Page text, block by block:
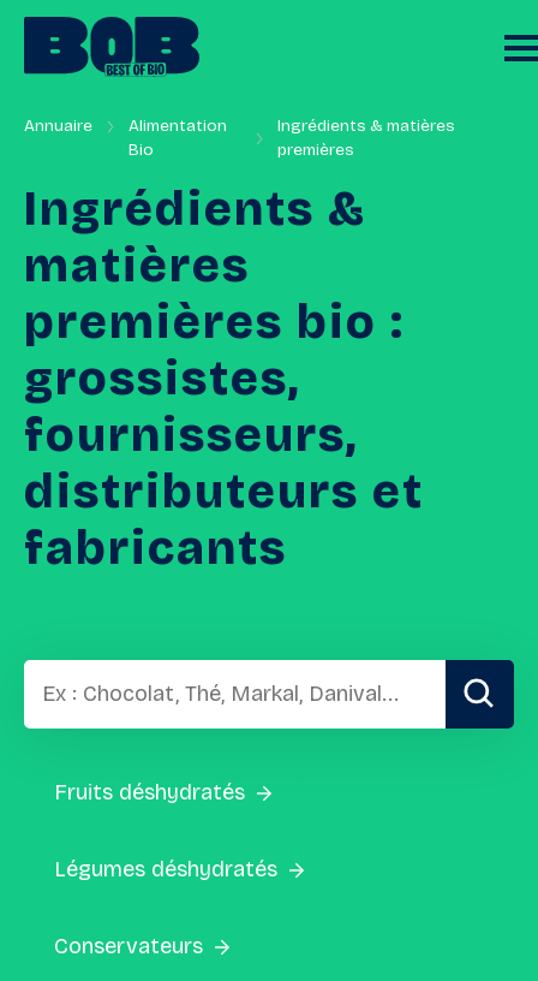
Annuaire
Alimentation
Bio
Ingrédients & matières
premières
Ingrédients &
matières
premières bio :
grossistes,
fournisseurs,
distributeurs et
fabricants
Fruits déshydratés
Légumes déshydratés
Conservateurs